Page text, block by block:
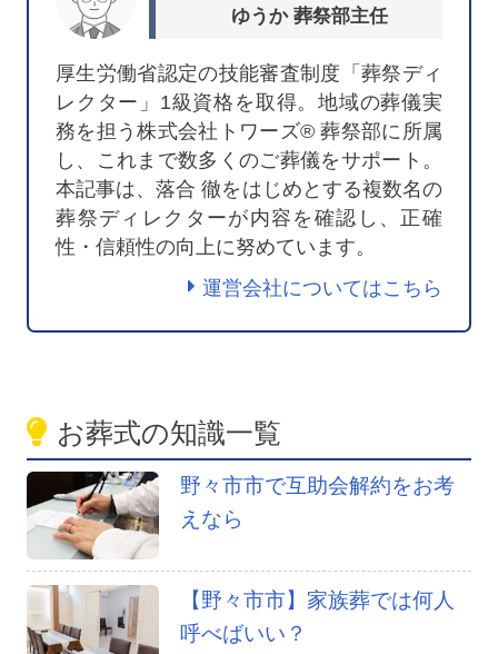
ゆうか 葬祭部主任
厚生労働省認定の技能審査制度「葬祭ディ
レクター」1級資格を取得。地域の葬儀実
務を担う株式会社トワーズ® 葬祭部に所属
し、これまで数多くのご葬儀をサポート。
本記事は、落合 徹をはじめとする複数名の
葬祭ディレクターが内容を確認し、正確
性・信頼性の向上に努めています。
運営会社についてはこちら
お葬式の知識一覧
野々市市で互助会解約をお考
えなら
【野々市市】家族葬では何人
呼べばいい？